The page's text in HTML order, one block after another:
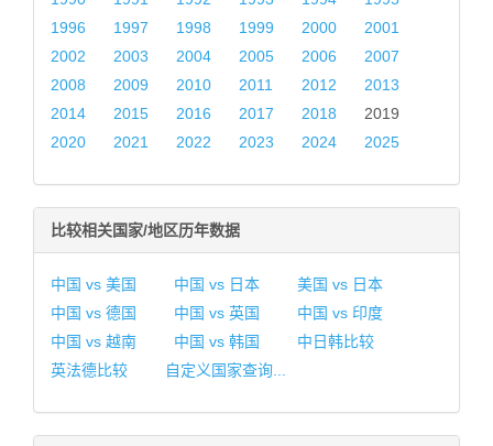
1996
1997 1998 1999 2000
2001
2002
2003 2004 2005 2006
2007
2008
2009 2010 2011 2012
2013
2014
2015 2016 2017 2018
2019
2020
2021 2022 2023 2024 2025
比较相关国家/地区历年数据
中国 vs 美国 中国 vs 日本
美国 vs 日本
中国 vs 德国
中国 vs 英国
中国 vs 印度
中国 vs 越南
中国 vs 韩国
中日韩比较
英法德比较
自定义国家查询...